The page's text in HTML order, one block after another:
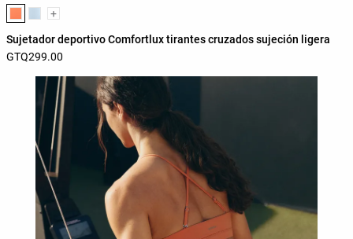
Lista de colores del producto
+
Sujetador deportivo Comfortlux tirantes cruzados sujeción ligera
GTQ299.00